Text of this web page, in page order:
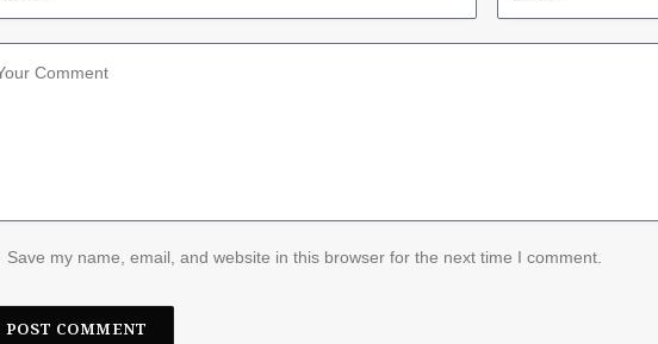
Save my name, email, and website in this browser for the next time I comment.